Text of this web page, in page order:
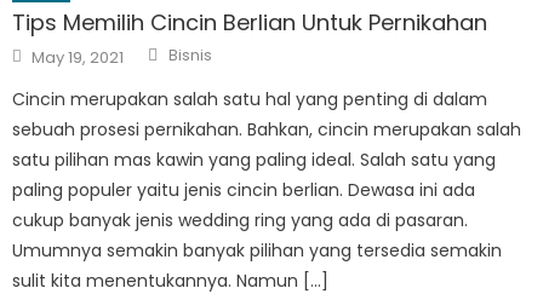
Tips Memilih Cincin Berlian Untuk Pernikahan
Posted
on
May 19, 2021 Author
Bisnis
Cincin merupakan salah satu hal yang penting di dalam
sebuah prosesi pernikahan. Bahkan, cincin merupakan salah
satu pilihan mas kawin yang paling ideal. Salah satu yang
paling populer yaitu jenis cincin berlian. Dewasa ini ada
cukup banyak jenis wedding ring yang ada di pasaran.
Umumnya semakin banyak pilihan yang tersedia semakin
sulit kita menentukannya. Namun […]